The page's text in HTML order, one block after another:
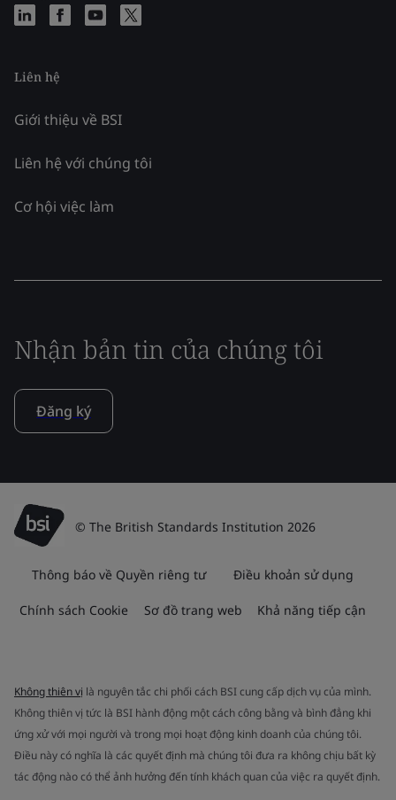
Liên hệ
Giới thiệu về BSI
Liên hệ với chúng tôi
Cơ hội việc làm
Nhận bản tin của chúng tôi
Đăng ký
© The British Standards Institution 2026
Thông báo về Quyền riêng tư Điều khoản sử dụng
Chính sách Cookie Sơ đồ trang web Khả năng tiếp cận
Không thiên vị là nguyên tắc chi phối cách BSI cung cấp dịch vụ của mình.
Không thiên vị tức là BSI hành động một cách công bằng và bình đẳng khi
ứng xử với mọi người và trong mọi hoạt động kinh doanh của chúng tôi.
Điều này có nghĩa là các quyết định mà chúng tôi đưa ra không chịu bất kỳ
tác động nào có thể ảnh hưởng đến tính khách quan của việc ra quyết định.